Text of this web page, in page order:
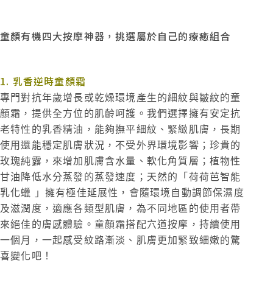
童顏有機四大按摩神器，挑選屬於自己的療癒組合
1. 乳香逆時童顏霜
專門對抗年歲增長或乾燥環境產生的細紋與皺紋的童
顏霜，提供全方位的肌齡呵護。我們選擇擁有安定抗
老特性的乳香精油，能夠撫平細紋、緊緻肌膚，長期
使用還能穩定肌膚狀況，不受外界環境影響；珍貴的
玫瑰純露，來增加肌膚含水量、軟化角質層；植物性
甘油降低水分蒸發的蒸發速度；天然的「荷荷芭智能
乳化蠟 」擁有極佳延展性，會隨環境自動調節保濕度
及滋潤度，適應各類型肌膚，為不同地區的使用者帶
來絕佳的膚感體驗。童顏霜搭配穴道按摩，持續使用
一個月，一起感受紋路漸淡、肌膚更加緊致細嫩的驚
喜變化吧！